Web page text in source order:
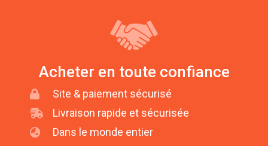
Acheter en toute confiance
Site & paiement sécurisé
Livraison rapide et sécurisée
Dans le monde entier